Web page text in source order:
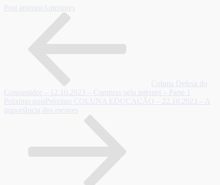
Post anterior Anteriores
Coluna Defesa do
Consumidor – 12.10.2023 – Compras pela internet – Parte 1
Próximo post Próximo COLUNA EDUCAÇÃO – 22.10.2023 – A
importância dos mestres